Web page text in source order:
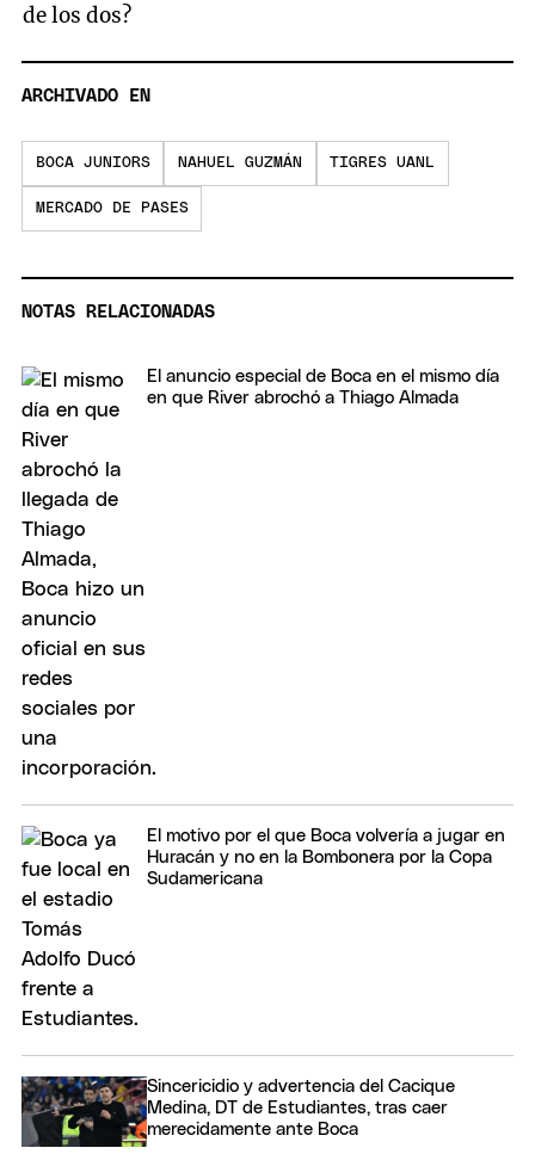
de los dos?
ARCHIVADO EN
BOCA JUNIORS NAHUEL GUZMÁN TIGRES UANL
MERCADO DE PASES
NOTAS RELACIONADAS
El anuncio especial de Boca en el mismo día
en que River abrochó a Thiago Almada
El motivo por el que Boca volvería a jugar en
Huracán y no en la Bombonera por la Copa
Sudamericana
Sincericidio y advertencia del Cacique
Medina, DT de Estudiantes, tras caer
merecidamente ante Boca